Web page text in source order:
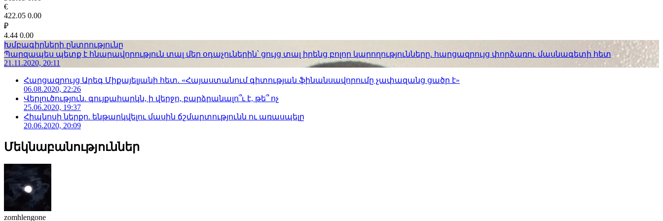
€
422.05 0.00
₽
4.44 0.00
Խմբագիրների ընտրությունը
Պարզապես պետք է հնարավորություն տալ մեր օդաչուներին՝ ցույց տալ իրենց բոլոր կարողությունները. հարցազրույց փորձառու մասնագետի հետ
21.11.2020, 20:11
Հարցազրույց Արեգ Միքայելյանի հետ. «Հայաստանում գիտության ֆինանսավորումը չափազանց ցածր է»
06.08.2020, 22:26
Վերլուծություն. գույքահարկն, ի վերջո, բարձրանալո՞ւ է, թե՞ ոչ
25.06.2020, 19:37
Հիպնոսի ներքո. ենթարկվելու մասին ճշմարտությունն ու առասպելը
20.06.2020, 20:09
Մեկնաբանություններ
zomhlengone